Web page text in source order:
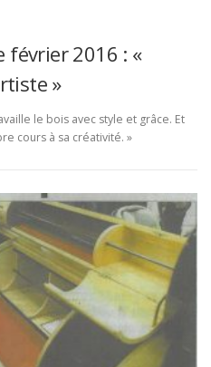
février 2016 : «
»
le bois avec style et grâce. Et
cours à sa créativité. »